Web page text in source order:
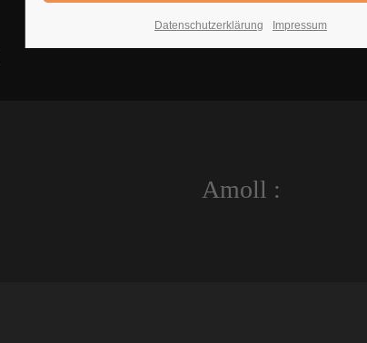
Amoll :
Datenschutzerklärung Impressum